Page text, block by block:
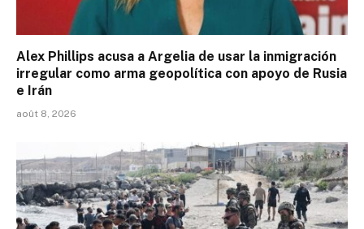
Alex Phillips acusa a Argelia de usar la inmigración
irregular como arma geopolítica con apoyo de Rusia
e Irán
août 8, 2026